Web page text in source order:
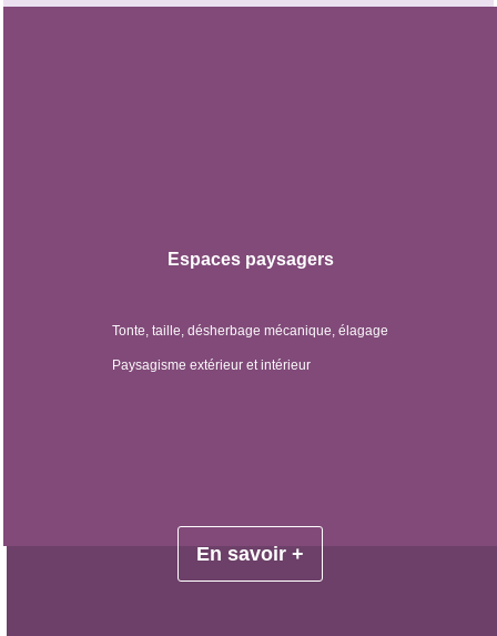
Espaces paysagers
Tonte, taille, désherbage mécanique, élagage
Paysagisme extérieur et intérieur
En savoir +